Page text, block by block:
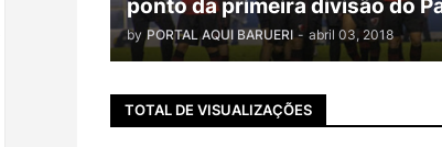
ponto da primeira divisão do
by PORTAL AQUI BARUERI - abril 03, 2018
TOTAL DE VISUALIZAÇÕES